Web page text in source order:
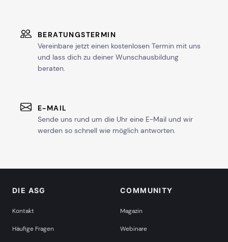
BERATUNGSTERMIN
Vereinbare jetzt einen kostenlosen Termin mit uns
und lass dich zu deiner Wunschausbildung
beraten.
E-MAIL
Sende uns rund um die Uhr eine E-Mail und wir
werden so schnell wie möglich antworten.
DIE ASG
Kontakt
Häufige Fragen
COMMUNITY
Magazin
Webinare